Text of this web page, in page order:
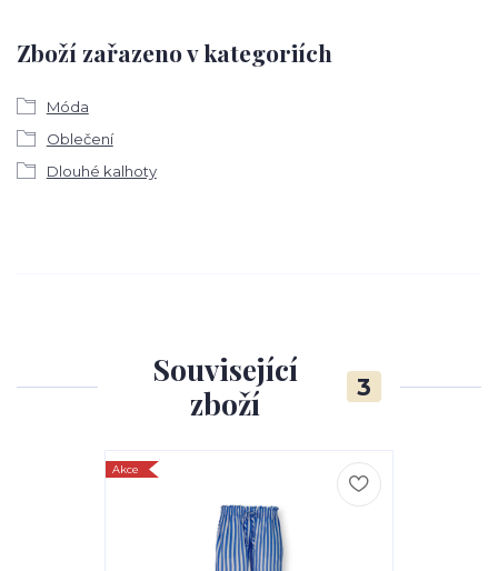
Zboží zařazeno v kategoriích
Móda
Oblečení
Dlouhé kalhoty
Související
zboží
3
Akce